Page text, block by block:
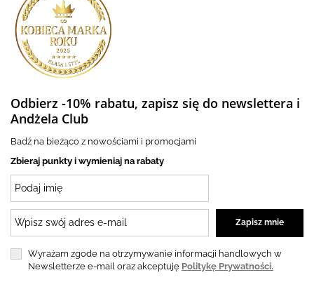
Odbierz -10% rabatu, zapisz się do newslettera i
Andżela Club
Badź na bieżąco z nowościami i promocjami
Zbieraj punkty i wymieniaj na rabaty
Wyrażam zgode na otrzymywanie informacji handlowych w
Newsletterze e-mail oraz akceptuję Politykę Prywatności.